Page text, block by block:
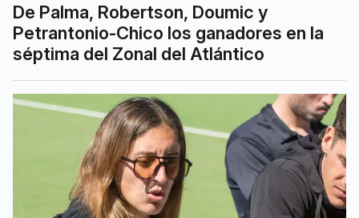
De Palma, Robertson, Doumic y
Petrantonio-Chico los ganadores en la
séptima del Zonal del Atlántico